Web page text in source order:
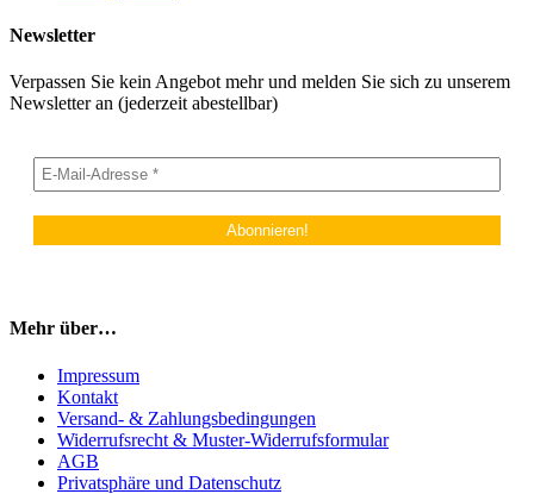
Newsletter
Verpassen Sie kein Angebot mehr und melden Sie sich zu unserem
Newsletter an (jederzeit abestellbar)
Mehr über…
Impressum
Kontakt
Versand- & Zahlungsbedingungen
Widerrufsrecht & Muster-Widerrufsformular
AGB
Privatsphäre und Datenschutz